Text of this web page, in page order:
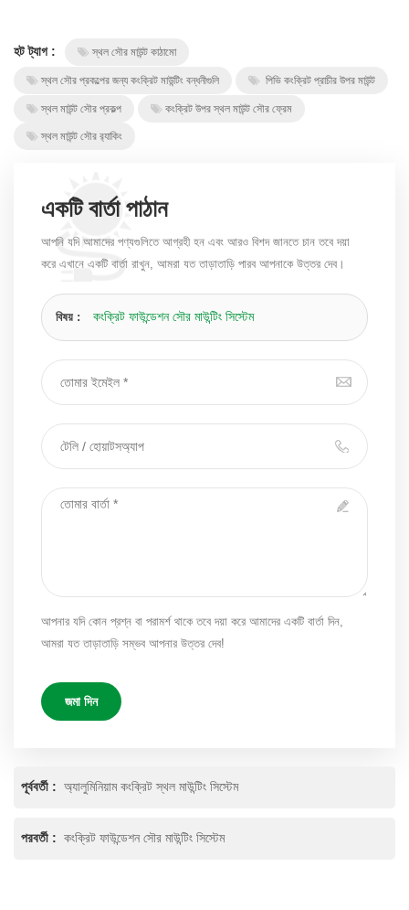
হট ট্যাগ : স্থল সৌর মাউন্ট কাঠামো
স্থল সৌর প্রকল্পের জন্য কংক্রিট মাউন্টিং বন্ধনীগুলি পিভি কংক্রিট প্রাচীর উপর মাউন্ট
স্থল মাউন্ট সৌর প্রকল্প কংক্রিট উপর স্থল মাউন্ট সৌর ফ্রেম
স্থল মাউন্ট সৌর র‌্যাকিং
একটি বার্তা পাঠান
আপনি যদি আমাদের পণ্যগুলিতে আগ্রহী হন এবং আরও বিশদ জানতে চান তবে দয়া
করে এখানে একটি বার্তা রাখুন, আমরা যত তাড়াতাড়ি পারব আপনাকে উত্তর দেব।
বিষয় : কংক্রিট ফাউন্ডেশন সৌর মাউন্টিং সিস্টেম
আপনার যদি কোন প্রশ্ন বা পরামর্শ থাকে তবে দয়া করে আমাদের একটি বার্তা দিন,
আমরা যত তাড়াতাড়ি সম্ভব আপনার উত্তর দেব!
জমা দিন
পূর্ববর্তী : অ্যালুমিনিয়াম কংক্রিট স্থল মাউন্টিং সিস্টেম
পরবর্তী : কংক্রিট ফাউন্ডেশন সৌর মাউন্টিং সিস্টেম